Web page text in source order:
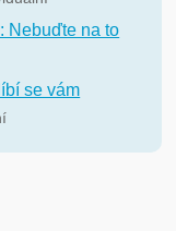
Nebuďte na to
se vám